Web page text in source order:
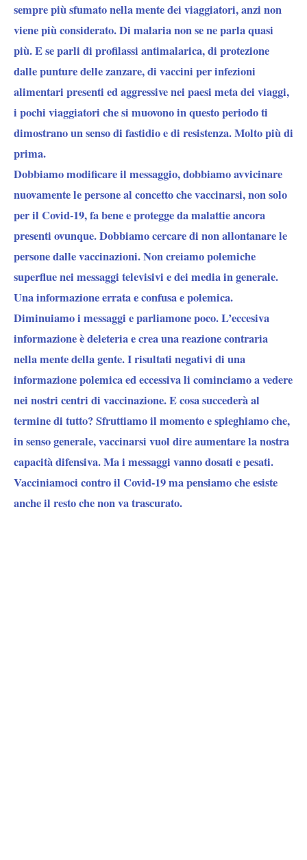
sempre più sfumato nella mente dei viaggiatori, anzi non
viene più considerato. Di malaria non se ne parla quasi
più. E se parli di profilassi antimalarica, di protezione
dalle punture delle zanzare, di vaccini per infezioni
alimentari presenti ed aggressive nei paesi meta dei viaggi,
i pochi viaggiatori che si muovono in questo periodo ti
dimostrano un senso di fastidio e di resistenza. Molto più di
prima.
Dobbiamo modificare il messaggio, dobbiamo avvicinare
nuovamente le persone al concetto che vaccinarsi, non solo
per il Covid-19, fa bene e protegge da malattie ancora
presenti ovunque. Dobbiamo cercare di non allontanare le
persone dalle vaccinazioni. Non creiamo polemiche
superflue nei messaggi televisivi e dei media in generale.
Una informazione errata e confusa e polemica.
Diminuiamo i messaggi e parliamone poco. L’eccesiva
informazione è deleteria e crea una reazione contraria
nella mente della gente. I risultati negativi di una
informazione polemica ed eccessiva li cominciamo a vedere
nei nostri centri di vaccinazione. E cosa succederà al
termine di tutto? Sfruttiamo il momento e spieghiamo che,
in senso generale, vaccinarsi vuol dire aumentare la nostra
capacità difensiva. Ma i messaggi vanno dosati e pesati.
Vacciniamoci contro il Covid-19 ma pensiamo che esiste
anche il resto che non va trascurato.